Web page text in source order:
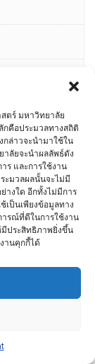
ตร์ มหาวิทยาลัย
คือประมวลทางสถิติ
ล่าวจะนำมาใช้ใน
าลัยจะนำผลลัพธ์ดัง
ร และการใช้งาน
ะมวลผลนั้นจะไม่มี
างใด อีกทั้งไม่มีการ
เป็นเพียงข้อมูลทาง
รณ์ที่ดีในการใช้งาน
ประสิทธิภาพยิ่งขึ้น
านคุกกี้ได้
อบรมด้านพัฒนา